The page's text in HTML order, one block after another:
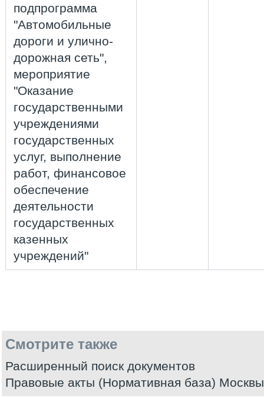
подпрограмма
"Автомобильные
дороги и улично-
дорожная сеть",
мероприятие
"Оказание
государственными
учреждениями
государственных
услуг, выполнение
работ, финансовое
обеспечение
деятельности
государственных
казенных
учреждений"
Смотрите также
Расширенный поиск документов
Правовые акты (Нормативная база) Москвы